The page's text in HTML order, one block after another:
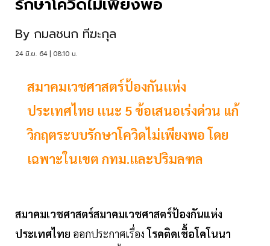
By กมลชนก ทีฆะกุล
24 มิ.ย. 64 | 08:10 น.
สมาคมเวชศาสตร์ป้องกันเเห่ง
ประเทศไทย เเนะ 5 ข้อเสนอเร่งด่วน แก้
วิกฤตระบบรักษาโควิดไม่เพียงพอ โดย
เฉพาะในเขต กทม.เเละปริมลฑล
สมาคมเวชศาสตร์สมาคมเวชศาสตร์ป้องกันแห่ง
ประเทศไทย ออกประกาศเรื่องโรคติดเชื้อโคโนนา